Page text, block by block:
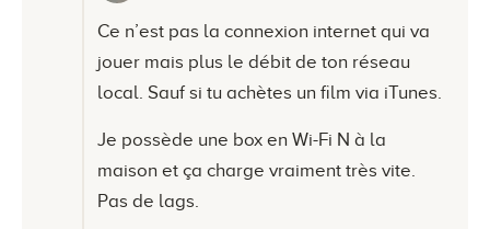
Ce n’est pas la connexion internet qui va
jouer mais plus le débit de ton réseau
local. Sauf si tu achètes un film via iTunes.
Je possède une box en Wi-Fi N à la
maison et ça charge vraiment très vite.
Pas de lags.